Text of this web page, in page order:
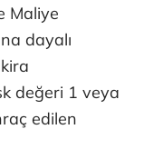
Maliye
dayalı
değeri 1 veya
edilen